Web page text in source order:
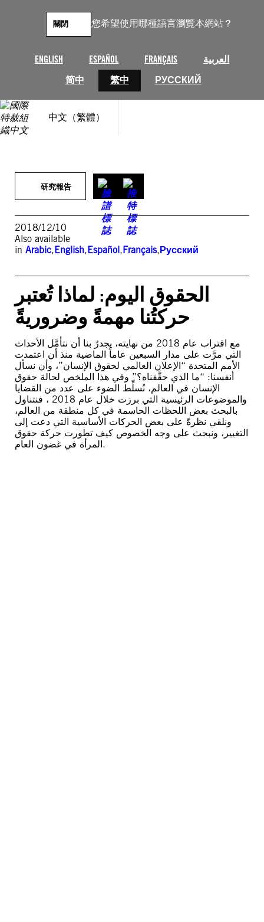
您希望使用哪種語言瀏覽本網站？
ENGLISH ESPAÑOL FRANÇAIS
العربية
简中
繁中 РУССКИЙ
關閉
中文（繁體）
研究報告
2018/12/10
Also available
in Arabic,English,Español,Français,Русский
الحقوق اليوم: لماذا تُعتبر
حركتُنا مهمةً وضروريةً
مع اقتراب عام 2018 من نهايته، يجدرُ بنا أن نتأمَّل الأحداث
التي مرَّت على مدار السبعين عاماً الماضية منذ أن اعتمدت
الأمم المتحدة “الإعلان العالمي لحقوق الإنسان”، وأن نسأل
أنفسنا: “ما الذي حقَّقناه؟” وفي هذا الملخص لحالة حقوق
الإنسان في العالم، نُسلِّط الضوء على عدد من القضايا
والموضوعات الرئيسية التي برزت خلال عام 2018 ، فنتناول
بالبحث بعض اللحظات الحاسمة في كل منطقة من العالم،
ونلقي نظرةً على بعض الحركات الأساسية التي دعت إلى
التغيير، ونبحث على وجه الخصوص كيف تطورت حركة حقوق
المرأة في غضون العام.